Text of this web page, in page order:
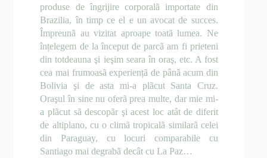
produse de îngrijire corporalã importate din
Brazilia, în timp ce el e un avocat de succes.
Împreunã au vizitat aproape toatã lumea. Ne
înțelegem de la început de parcã am fi prieteni
din totdeauna şi ieşim seara în oraş, etc. A fost
cea mai frumoasã experiențã de pânã acum din
Bolivia şi de asta mi-a plãcut Santa Cruz.
Oraşul în sine nu oferã prea multe, dar mie mi-
a plãcut sã descopãr şi acest loc atât de diferit
de altiplano, cu o climã tropicalã similarã celei
din Paraguay, cu locuri comparabile cu
Santiago mai degrabã decât cu La Paz…